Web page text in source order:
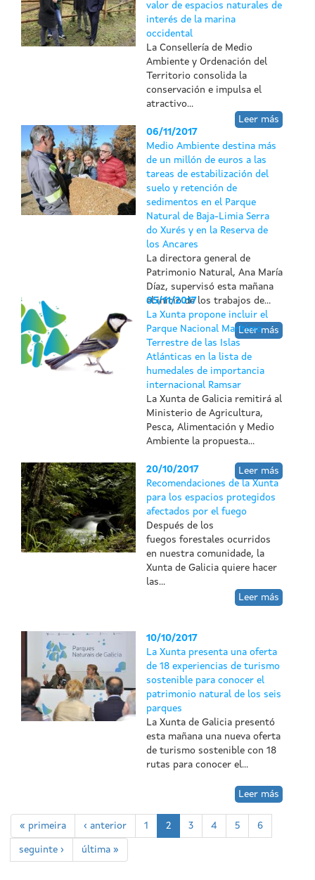
valor de espacios naturales de
interés de la marina
occidental
La Consellería de Medio
Ambiente y Ordenación del
Territorio consolida la
conservación e impulsa el
atractivo...
Leer más
06/11/2017
Medio Ambiente destina más
de un millón de euros a las
tareas de estabilización del
suelo y retención de
sedimentos en el Parque
Natural de Baja-Limia Serra
do Xurés y en la Reserva de
los Ancares
La directora general de
Patrimonio Natural, Ana María
Díaz, supervisó esta mañana
el inicio de los trabajos de...
Leer más
05/11/2017
La Xunta propone incluir el
Parque Nacional Marítimo
Terrestre de las Islas
Atlánticas en la lista de
humedales de importancia
internacional Ramsar
La Xunta de Galicia remitirá al
Ministerio de Agricultura,
Pesca, Alimentación y Medio
Ambiente la propuesta...
Leer más
20/10/2017
Recomendaciones de la Xunta
para los espacios protegidos
afectados por el fuego
Después de los
fuegos forestales ocurridos
en nuestra comunidade, la
Xunta de Galicia quiere hacer
las...
Leer más
10/10/2017
La Xunta presenta una oferta
de 18 experiencias de turismo
sostenible para conocer el
patrimonio natural de los seis
parques
La Xunta de Galicia presentó
esta mañana una nueva oferta
de turismo sostenible con 18
rutas para conocer el...
Leer más
« primeira ‹ anterior 1 2 3 4 5 6
seguinte › última »